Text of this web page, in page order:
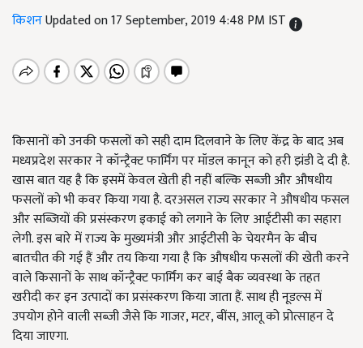
किशनUpdated on 17 September, 2019 4:48 PM IST
किसानों को उनकी फसलों को सही दाम दिलवाने के लिए केंद्र के बाद अब
मध्यप्रदेश सरकार ने कॉन्ट्रैक्ट फार्मिंग पर मॉडल कानून को हरी झंडी दे दी है.
खास बात यह है कि इसमें केवल खेती ही नहीं बल्कि सब्जी और औषधीय
फसलों को भी कवर किया गया है. दरअसल राज्य सरकार ने औषधीय फसल
और सब्जियों की प्रसंस्करण इकाई को लगाने के लिए आईटीसी का सहारा
लेगी. इस बारे में राज्य के मुख्यमंत्री और आईटीसी के चेयरमैन के बीच
बातचीत की गई हैं और तय किया गया है कि औषधीय फसलों की खेती करने
वाले किसानों के साथ कॉन्ट्रैक्ट फार्मिंग कर बाई बैक व्यवस्था के तहत
खरीदी कर इन उत्पादों का प्रसंस्करण किया जाता हैं. साथ ही नूडल्स में
उपयोग होने वाली सब्जी जैसे कि गाजर, मटर, बींस, आलू को प्रोत्साहन दे
दिया जाएगा.